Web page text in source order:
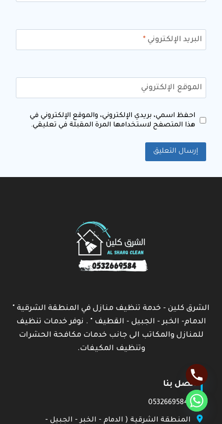
البريد الإلكتروني*
الموقع الإلكتروني
احفظ اسمي، بريدي الإلكتروني، والموقع الإلكتروني في
هذا المتصفح لاستخدامها المرة المقبلة في تعليقي.
الشرق كلين - خدمة تنظيف منازل في المنطقة الشرقية "
الدمام- الخبر - الجبيل - القطيف " . نوفر خدمات تنظيف
للمنازل والمكاتب الى جانب خدمات مكافحة الحشرات
وتنظيف المكيفات.
اتصل بنا
0532669584
المنطقة الشرقية ( الدمام - الخبر - الجبيل -